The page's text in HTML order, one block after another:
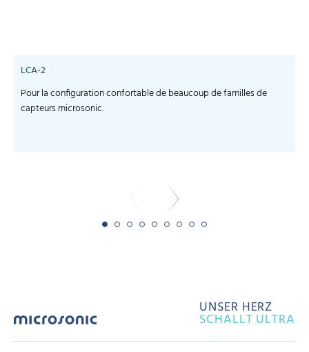
LCA-2
Pour la configuration confortable de beaucoup de familles de
capteurs microsonic.
UNSER HERZ
SCHALLT ULTRA